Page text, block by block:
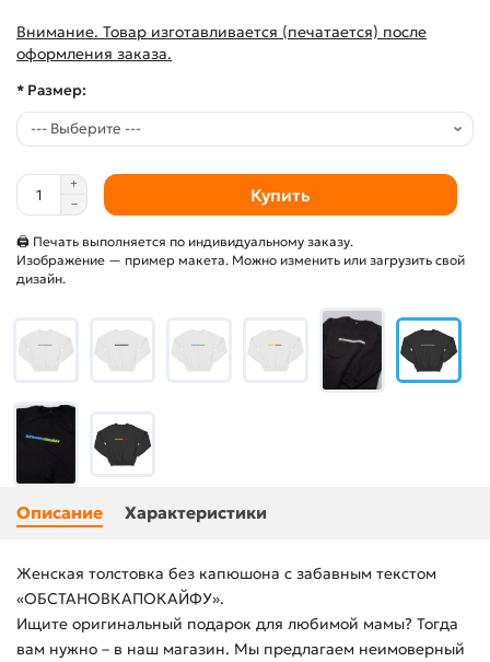
Внимание. Товар изготавливается (печатается) после
оформления заказа.
* Размер:
Купить
🖨 Печать выполняется по индивидуальному заказу.
Изображение — пример макета. Можно изменить или загрузить свой
дизайн.
Описание Характеристики
Женская толстовка без капюшона с забавным текстом
«ОБСТАНОВКАПОКАЙФУ».
Ищите оригинальный подарок для любимой мамы? Тогда
вам нужно – в наш магазин. Мы предлагаем неимоверный